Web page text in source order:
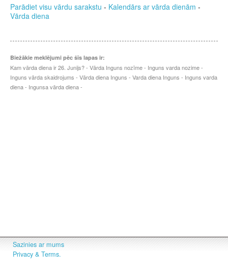
Parādiet visu vārdu sarakstu - Kalendārs ar vārda dienām -
Vārda diena
Biežākie meklējumi pēc šīs lapas ir:
Kam vārda diena ir 26. Junijs? - Vārda Inguns nozīme - Inguns varda nozime -
Inguns vārda skaidrojums - Vārda diena Inguns - Varda diena Inguns - Inguns varda
diena - Ingunsa vārda diena -
Sazinies ar mums
Privacy & Terms.